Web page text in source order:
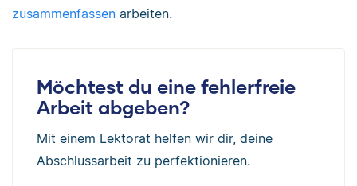
zusammenfassen arbeiten.
Möchtest du eine fehlerfreie
Arbeit abgeben?
Mit einem Lektorat helfen wir dir, deine
Abschlussarbeit zu perfektionieren.